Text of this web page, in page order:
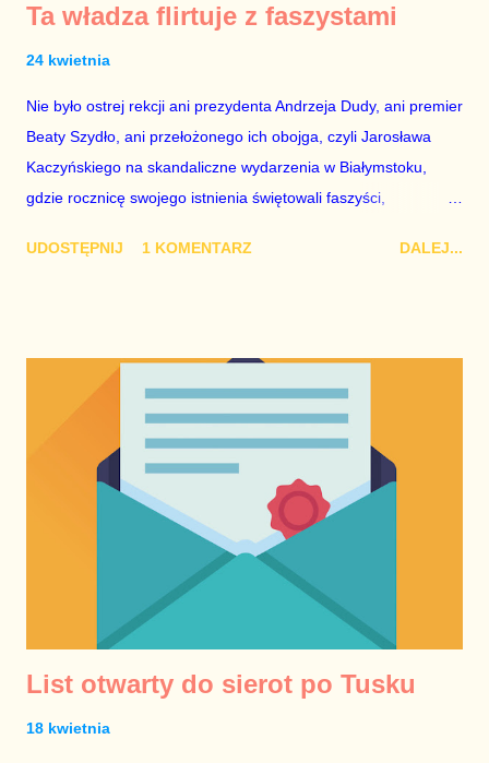
kraju kawał solidnej i dobrej roboty. Widać to zwłaszcza teraz,
gdy prezydentem jest Andrzej Duda – postać groteskowa,
Kaczyńskiego. Po drugie – oni zostali wybrani przez suwerena
w wolnych i demokratycznych wyborach, a w sprawowaniu
urzędu głowy państwa byli niezależni od tego czy innego szefa
partii politycznej. Premier Beata Szydło jest całkowicie
Ta władza flirtuje z faszystami
24 kwietnia
Nie było ostrej rekcji ani prezydenta Andrzeja Dudy, ani premier
Beaty Szydło, ani przełożonego ich obojga, czyli Jarosława
Kaczyńskiego na skandaliczne wydarzenia w Białymstoku,
gdzie rocznicę swojego istnienia świętowali faszyści,
Radykalnego. Białostocka uczelnia pozwoliła na event łysych
było wsparcia policji, która mogłaby zagwarantować
bezpieczeństwo osób postronnych. Nie odezwał się także szef
MSWiA Mariusz Błaszczak. Bierność obecnej władzy wobec
nacjonalistycznych happeningów oraz pobłażliwość dla ludzi
szerzących nienawiść choćby wobec Żydów, pozwala na
stwierdzenie, że PiS flirtuje z tymi środowiskami. Prezydent
Lech Kaczyński potrafił w takich sytuacjach wyrazić swój
stanowczy sprzeciw. Prezydent Andrzej Duda nie jest do tego
zdolny, choć ...
UDOSTĘPNIJ 1 KOMENTARZ DALEJ...
List otwarty do sierot po Tusku
18 kwietnia